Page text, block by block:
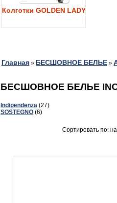
Колготки GOLDEN LADY My
Главная » БЕСШОВНОЕ БЕЛЬЕ »
БЕСШОВНОЕ БЕЛЬЕ
Indipendenza (27)
SOSTEGNO (6)
Сортировать по: